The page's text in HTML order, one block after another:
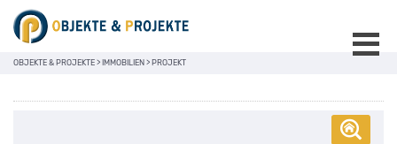
OBJEKTE & PROJEKTE > IMMOBILIEN > PROJEKT